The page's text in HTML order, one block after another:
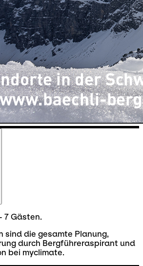
7 Gästen.
sind die gesamte Planung,
durch Bergführeraspirant und
bei myclimate.